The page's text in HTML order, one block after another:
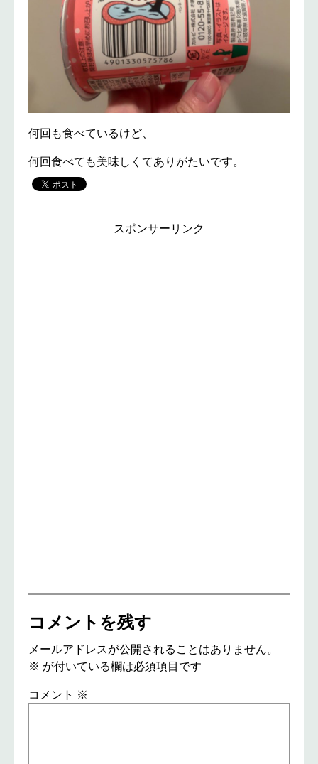
何回も食べているけど、
何回食べても美味しくてありがたいです。
スポンサーリンク
コメントを残す
メールアドレスが公開されることはありません。
※ が付いている欄は必須項目です
コメント ※